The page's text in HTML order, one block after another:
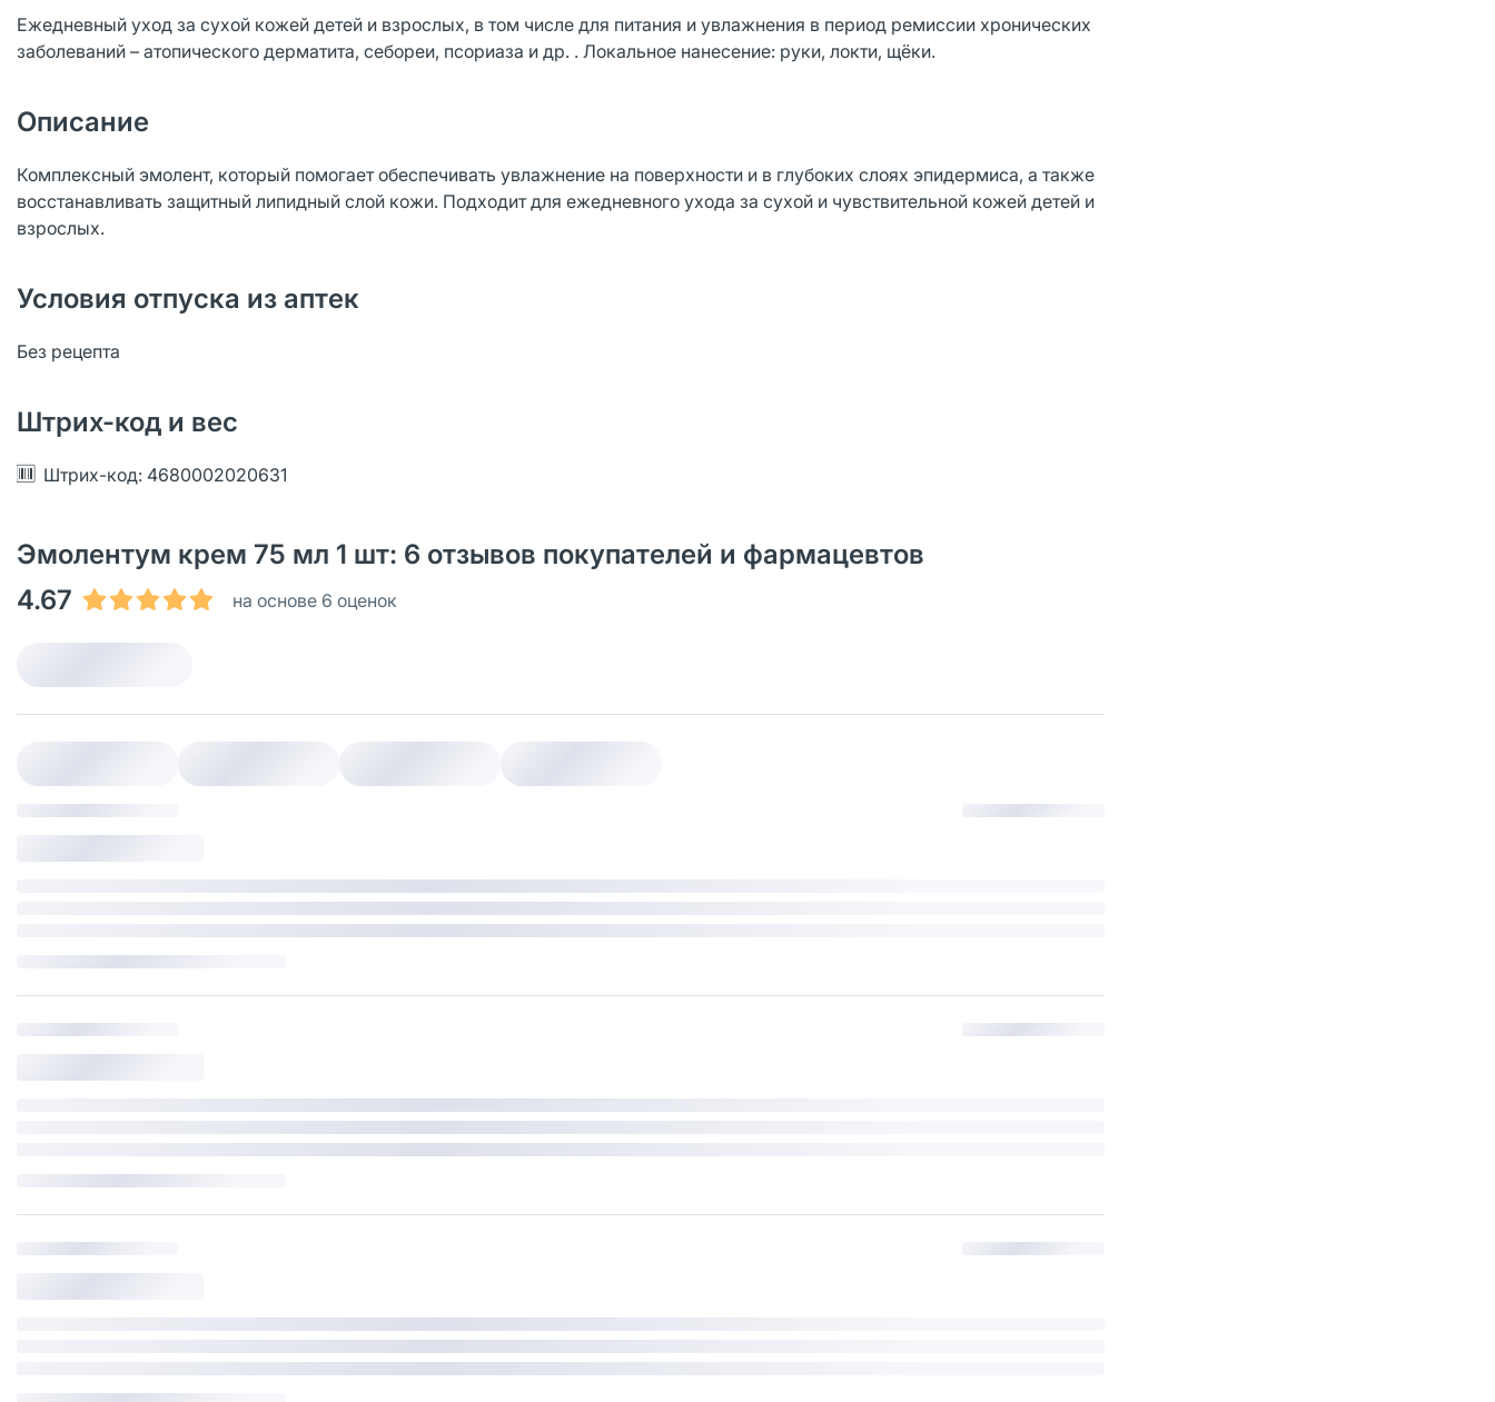
Ежедневный уход за сухой кожей детей и взрослых, в том числе для питания и увлажнения в период ремиссии хронических
заболеваний – атопического дерматита, себореи, псориаза и др. . Локальное нанесение: руки, локти, щёки.
Описание
Комплексный эмолент, который помогает обеспечивать увлажнение на поверхности и в глубоких слоях эпидермиса, а также
восстанавливать защитный липидный слой кожи. Подходит для ежедневного ухода за сухой и чувствительной кожей детей и
взрослых.
Условия отпуска из аптек
Без рецепта
Штрих-код и вес
Штрих-код: 4680002020631
Эмолентум крем 75 мл 1 шт: 6 отзывов покупателей и фармацевтов
4.67
на основе 6 оценок